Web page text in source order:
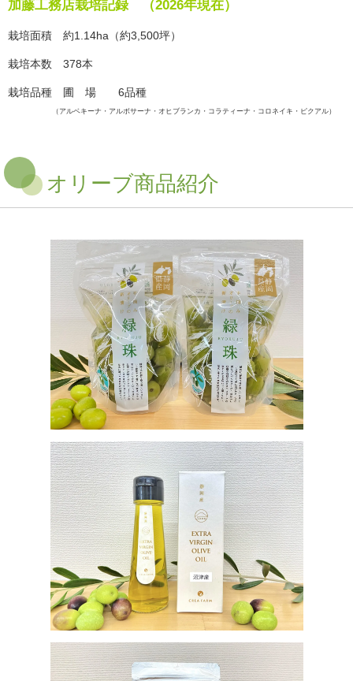
加藤工務店栽培記録 （2026年現在）
栽培面積 約1.14ha（約3,500坪）
栽培本数 378本
栽培品種 圃 場 6品種
（アルベキーナ・アルボサーナ・オヒブランカ・コラティーナ・コロネイキ・ピクアル）
オリーブ商品紹介